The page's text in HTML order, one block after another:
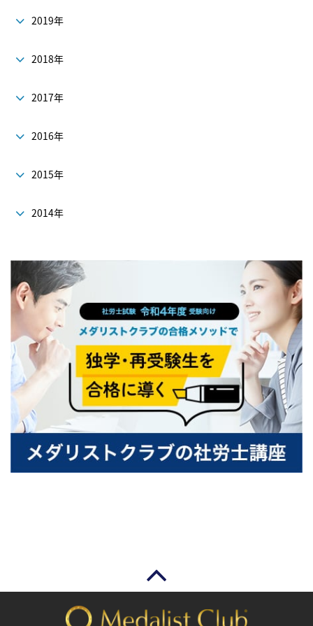
2019年
2018年
2017年
2016年
2015年
2014年